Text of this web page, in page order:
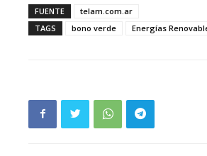
FUENTE
telam.com.ar
TAGS
bono verde Energías